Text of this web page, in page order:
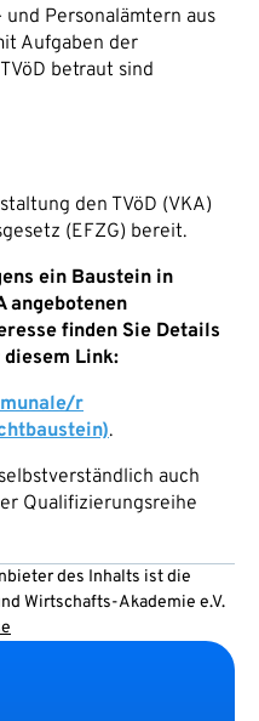
Personalämtern aus
Aufgaben der
betraut sind
den TVöD (VKA)
(EFZG) bereit.
ein Baustein in
angebotenen
finden Sie Details
Link:
r
.
auch
Qualifizierungsreihe
des Inhalts ist die
Wirtschafts-Akademie e.V.